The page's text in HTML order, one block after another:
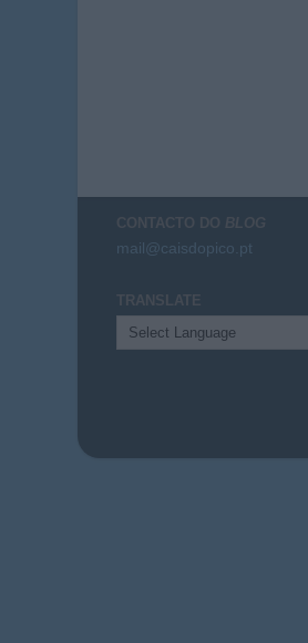
CONTACTO DO BLOG
mail@caisdopico.pt
TRANSLATE